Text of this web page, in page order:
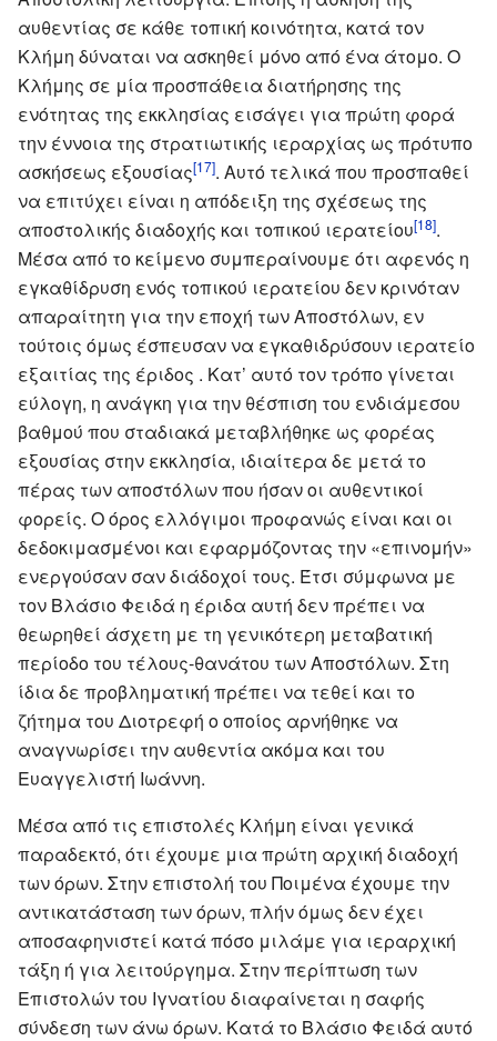
αυθεντίας σε κάθε τοπική κοινότητα, κατά τον
Κλήμη δύναται να ασκηθεί μόνο από ένα άτομο. Ο
Κλήμης σε μία προσπάθεια διατήρησης της
ενότητας της εκκλησίας εισάγει για πρώτη φορά
την έννοια της στρατιωτικής ιεραρχίας ως πρότυπο
ασκήσεως εξουσίας[17]. Αυτό τελικά που προσπαθεί
να επιτύχει είναι η απόδειξη της σχέσεως της
αποστολικής διαδοχής και τοπικού ιερατείου[18].
Μέσα από το κείμενο συμπεραίνουμε ότι αφενός η
εγκαθίδρυση ενός τοπικού ιερατείου δεν κρινόταν
απαραίτητη για την εποχή των Αποστόλων, εν
τούτοις όμως έσπευσαν να εγκαθιδρύσουν ιερατείο
εξαιτίας της έριδος . Κατ’ αυτό τον τρόπο γίνεται
εύλογη, η ανάγκη για την θέσπιση του ενδιάμεσου
βαθμού που σταδιακά μεταβλήθηκε ως φορέας
εξουσίας στην εκκλησία, ιδιαίτερα δε μετά το
πέρας των αποστόλων που ήσαν οι αυθεντικοί
φορείς. O όρος ελλόγιμοι προφανώς είναι και οι
δεδοκιμασμένοι και εφαρμόζοντας την «επινομήν»
ενεργούσαν σαν διάδοχοί τους. Έτσι σύμφωνα με
τον Βλάσιο Φειδά η έριδα αυτή δεν πρέπει να
θεωρηθεί άσχετη με τη γενικότερη μεταβατική
περίοδο του τέλους-θανάτου των Αποστόλων. Στη
ίδια δε προβληματική πρέπει να τεθεί και το
ζήτημα του Διοτρεφή ο οποίος αρνήθηκε να
αναγνωρίσει την αυθεντία ακόμα και του
Ευαγγελιστή Ιωάννη.
Μέσα από τις επιστολές Κλήμη είναι γενικά
παραδεκτό, ότι έχουμε μια πρώτη αρχική διαδοχή
των όρων. Στην επιστολή του Ποιμένα έχουμε την
αντικατάσταση των όρων, πλήν όμως δεν έχει
αποσαφηνιστεί κατά πόσο μιλάμε για ιεραρχική
τάξη ή για λειτούργημα. Στην περίπτωση των
Επιστολών του Ιγνατίου διαφαίνεται η σαφής
σύνδεση των άνω όρων. Κατά το Βλάσιο Φειδά αυτό